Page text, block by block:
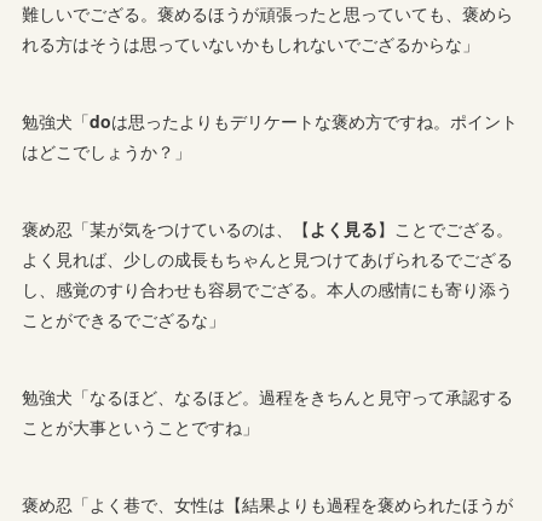
難しいでござる。褒めるほうが頑張ったと思っていても、褒めら
れる方はそうは思っていないかもしれないでござるからな」
勉強犬「doは思ったよりもデリケートな褒め方ですね。ポイント
はどこでしょうか？」
褒め忍「某が気をつけているのは、【よく見る】ことでござる。
よく見れば、少しの成長もちゃんと見つけてあげられるでござる
し、感覚のすり合わせも容易でござる。本人の感情にも寄り添う
ことができるでござるな」
勉強犬「なるほど、なるほど。過程をきちんと見守って承認する
ことが大事ということですね」
褒め忍「よく巷で、女性は【結果よりも過程を褒められたほうが